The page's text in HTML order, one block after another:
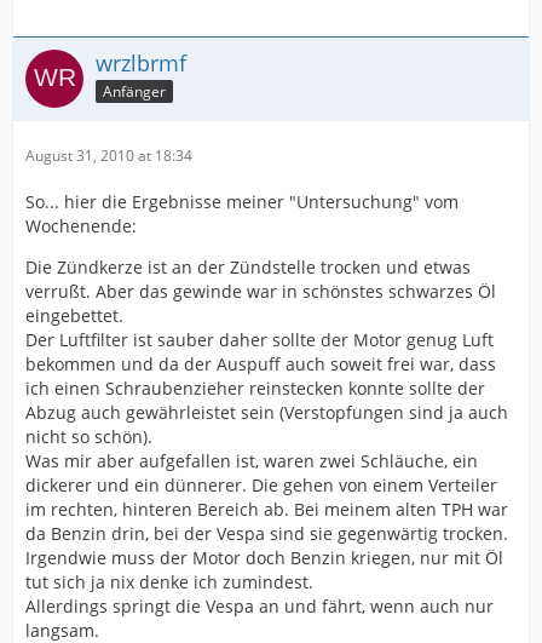
wrzlbrmf
Anfänger
August 31, 2010 at 18:34
So... hier die Ergebnisse meiner "Untersuchung" vom
Wochenende:
Die Zündkerze ist an der Zündstelle trocken und etwas
verrußt. Aber das gewinde war in schönstes schwarzes Öl
eingebettet.
Der Luftfilter ist sauber daher sollte der Motor genug Luft
bekommen und da der Auspuff auch soweit frei war, dass
ich einen Schraubenzieher reinstecken konnte sollte der
Abzug auch gewährleistet sein (Verstopfungen sind ja auch
nicht so schön).
Was mir aber aufgefallen ist, waren zwei Schläuche, ein
dickerer und ein dünnerer. Die gehen von einem Verteiler
im rechten, hinteren Bereich ab. Bei meinem alten TPH war
da Benzin drin, bei der Vespa sind sie gegenwärtig trocken.
Irgendwie muss der Motor doch Benzin kriegen, nur mit Öl
tut sich ja nix denke ich zumindest.
Allerdings springt die Vespa an und fährt, wenn auch nur
langsam.